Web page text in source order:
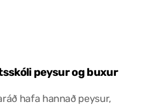
peysur og buxur
hafa hannað peysur,